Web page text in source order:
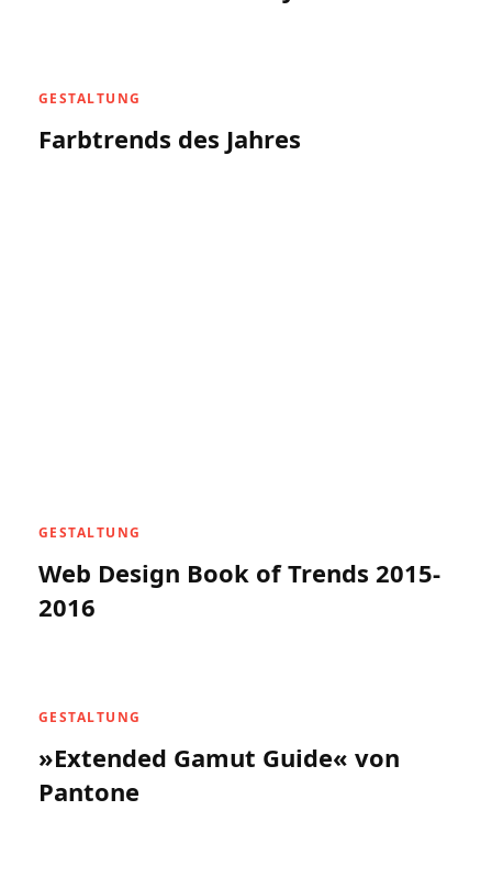
GESTALTUNG
Farbtrends des Jahres
GESTALTUNG
Web Design Book of Trends 2015-
2016
GESTALTUNG
»Extended Gamut Guide« von
Pantone